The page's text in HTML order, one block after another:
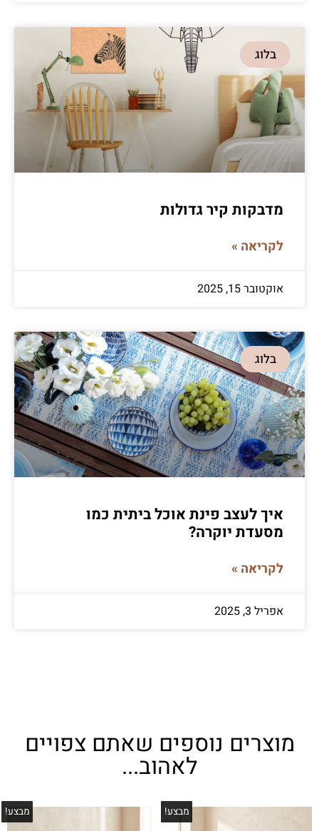
בלוג
מדבקות קיר גדולות
לקריאה »
אוקטובר 15, 2025
בלוג
איך לעצב פינת אוכל ביתית כמו
מסעדת יוקרה?
לקריאה »
אפריל 3, 2025
מוצרים נוספים שאתם צפויים
לאהוב...
מבצע! מבצע!